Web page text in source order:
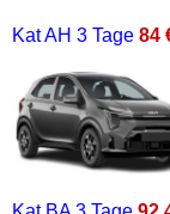
Kat AH 3 Tage 84